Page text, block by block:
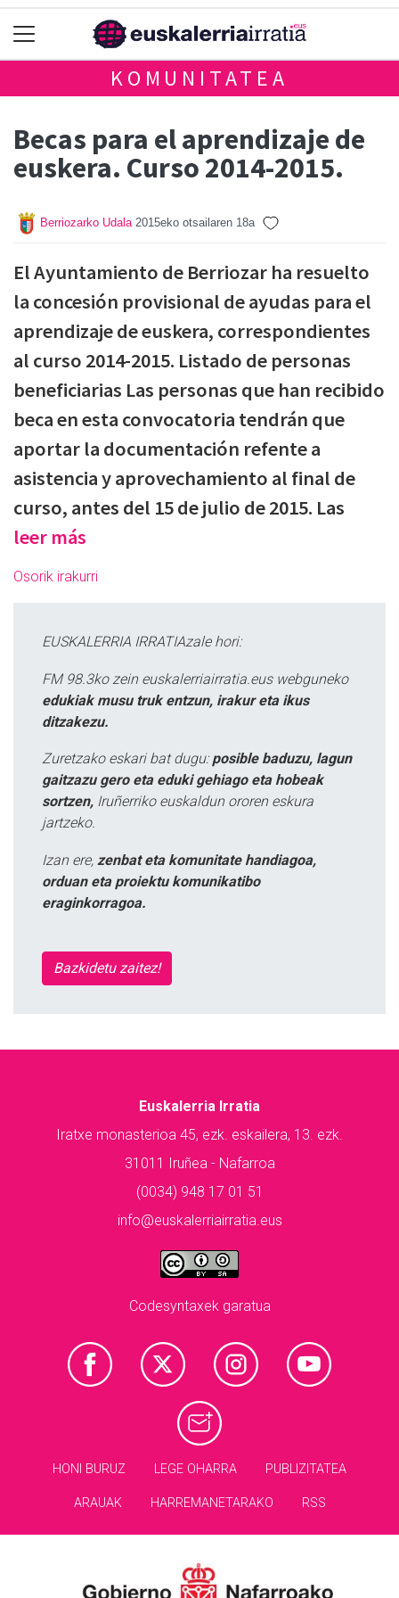
KOMUNITATEA
Becas para el aprendizaje de
euskera. Curso 2014-2015.
Berriozarko Udala 2015eko otsailaren 18a
El Ayuntamiento de Berriozar ha resuelto
la concesión provisional de ayudas para el
aprendizaje de euskera, correspondientes
al curso 2014-2015. Listado de personas
beneficiarias Las personas que han recibido
beca en esta convocatoria tendrán que
aportar la documentación refente a
asistencia y aprovechamiento al final de
curso, antes del 15 de julio de 2015. Las
leer más
Osorik irakurri
EUSKALERRIA IRRATIAzale hori:
FM 98.3ko zein euskalerriairratia.eus webguneko
edukiak musu truk entzun, irakur eta ikus
ditzakezu.
Zuretzako eskari bat dugu: posible baduzu, lagun
gaitzazu gero eta eduki gehiago eta hobeak
sortzen, Iruñerriko euskaldun ororen eskura
jartzeko.
Izan ere, zenbat eta komunitate handiagoa,
orduan eta proiektu komunikatibo
eraginkorragoa.
Bazkidetu zaitez!
Euskalerria Irratia
Iratxe monasterioa 45, ezk. eskailera, 13. ezk.
31011 Iruñea - Nafarroa
(0034) 948 17 01 51
info@euskalerriairratia.eus
Codesyntaxek garatua
HONI BURUZ LEGE OHARRA PUBLIZITATEA
ARAUAK HARREMANETARAKO RSS